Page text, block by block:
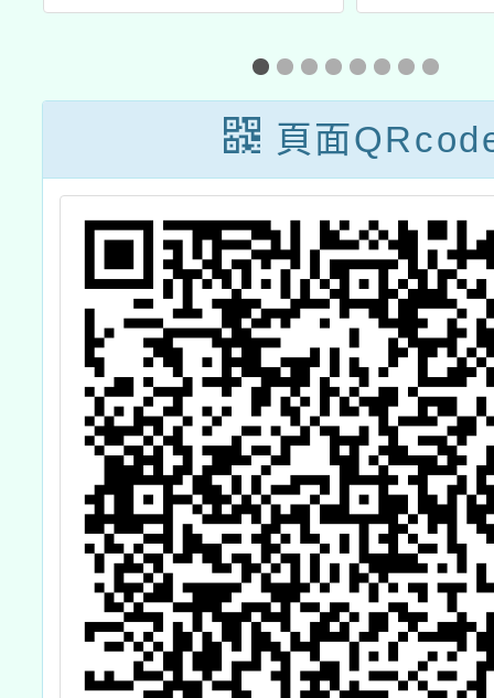
審
文競賽國語演說
選手暑期培訓
營」
內容
頁面